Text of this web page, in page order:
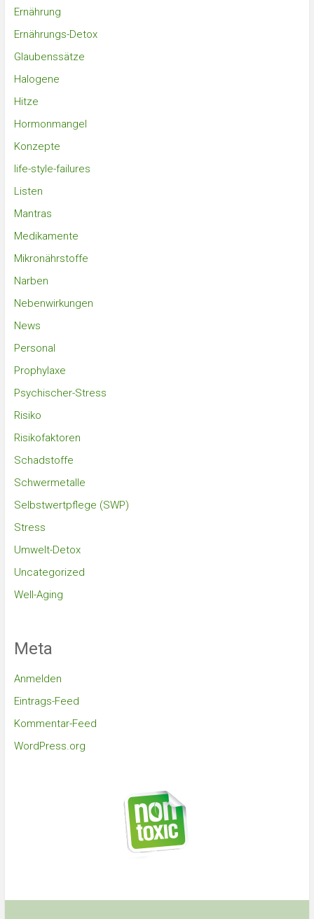
Ernährung
Ernährungs-Detox
Glaubenssätze
Halogene
Hitze
Hormonmangel
Konzepte
life-style-failures
Listen
Mantras
Medikamente
Mikronährstoffe
Narben
Nebenwirkungen
News
Personal
Prophylaxe
Psychischer-Stress
Risiko
Risikofaktoren
Schadstoffe
Schwermetalle
Selbstwertpflege (SWP)
Stress
Umwelt-Detox
Uncategorized
Well-Aging
Meta
Anmelden
Eintrags-Feed
Kommentar-Feed
WordPress.org